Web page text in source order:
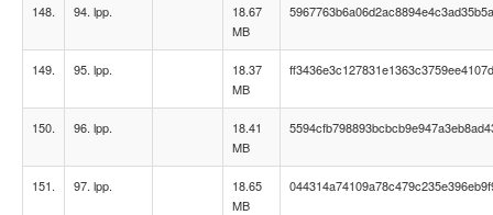
148. 94. lpp.
18.67
MB
149. 95. lpp.
18.37
MB
ff3436e3c127831e1363c3759ee4107d
150. 96. lpp.
18.41
MB
151. 97. lpp.
18.65
MB